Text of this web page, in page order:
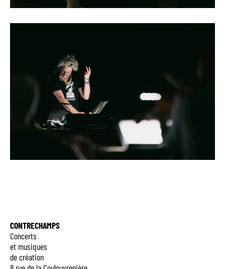
CONTRECHAMPS
Concerts
et musiques
de création